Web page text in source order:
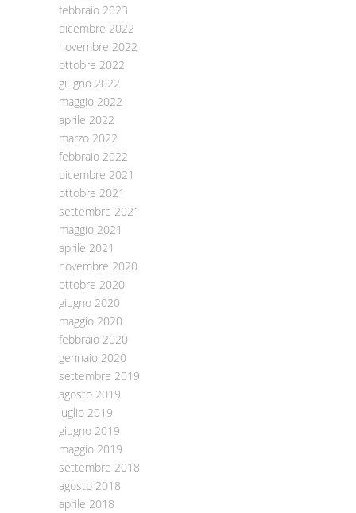
febbraio 2023
dicembre 2022
novembre 2022
ottobre 2022
giugno 2022
maggio 2022
aprile 2022
marzo 2022
febbraio 2022
dicembre 2021
ottobre 2021
settembre 2021
maggio 2021
aprile 2021
novembre 2020
ottobre 2020
giugno 2020
maggio 2020
febbraio 2020
gennaio 2020
settembre 2019
agosto 2019
luglio 2019
giugno 2019
maggio 2019
settembre 2018
agosto 2018
aprile 2018